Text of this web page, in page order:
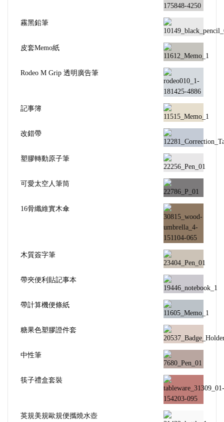
霧黑鉛筆
皮套Memo紙
Rodeo M Grip 透明廣告筆
記事簿
改錯帶
塑膠轉動原子筆
可愛太空人筆筒
16骨纖維實木傘
木質簽字筆
帶夾便利貼記事本
帶計算機便條紙
糖果色塑膠證件套
中性筆
筷子禮盒套裝
英規美規歐規便攜燒水壺